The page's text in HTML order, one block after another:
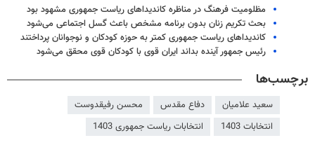
مظلومیت فرهنگ در مناظره کاندیداهای ریاست جمهوری مشهود بود
بحث تکریم زنان بدون برنامه مشخص باعث گسل‌ اجتماعی می‌شود
کاندیداهای ریاست جمهوری کمتر به حوزه کودکان و نوجوانان پرداختند
رئیس جمهور آینده بداند ایران قوی با کودکان قوی محقق می‌شود
برچسب‌ها
سعید علامیان دفاع مقدس
محسن رفیقدوست
انتخابات 1403
انتخابات ریاست جمهوری 1403